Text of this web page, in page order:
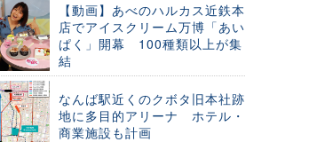
【動画】あべのハルカス近鉄本
店でアイスクリーム万博「あい
ぱく」開幕 100種類以上が集
結
なんば駅近くのクボタ旧本社跡
地に多目的アリーナ ホテル・
商業施設も計画